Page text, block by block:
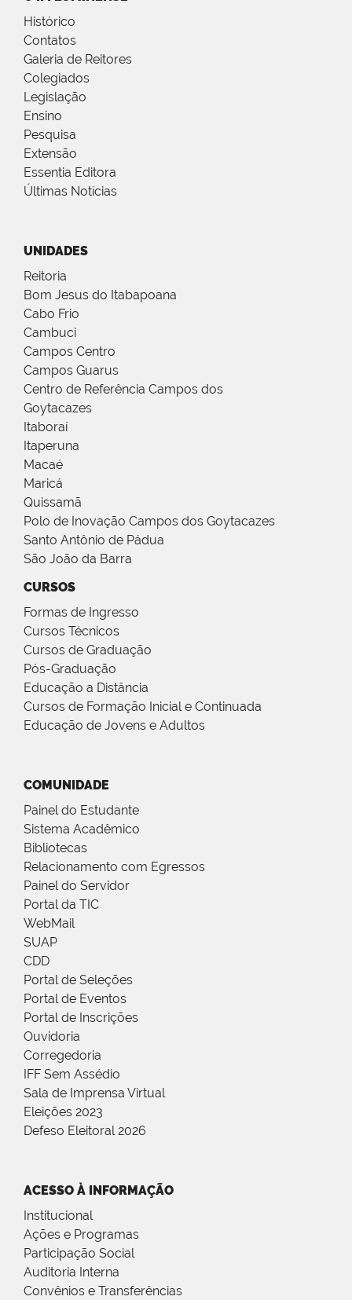
Histórico
Contatos
Galeria de Reitores
Colegiados
Legislação
Ensino
Pesquisa
Extensão
Essentia Editora
Últimas Notícias
UNIDADES
Reitoria
Bom Jesus do Itabapoana
Cabo Frio
Cambuci
Campos Centro
Campos Guarus
Centro de Referência Campos dos
Goytacazes
Itaboraí
Itaperuna
Macaé
Maricá
Quissamã
Polo de Inovação Campos dos Goytacazes
Santo Antônio de Pádua
São João da Barra
CURSOS
Formas de Ingresso
Cursos Técnicos
Cursos de Graduação
Pós-Graduação
Educação a Distância
Cursos de Formação Inicial e Continuada
Educação de Jovens e Adultos
COMUNIDADE
Painel do Estudante
Sistema Acadêmico
Bibliotecas
Relacionamento com Egressos
Painel do Servidor
Portal da TIC
WebMail
SUAP
CDD
Portal de Seleções
Portal de Eventos
Portal de Inscrições
Ouvidoria
Corregedoria
IFF Sem Assédio
Sala de Imprensa Virtual
Eleições 2023
Defeso Eleitoral 2026
ACESSO À INFORMAÇÃO
Institucional
Ações e Programas
Participação Social
Auditoria Interna
Convênios e Transferências